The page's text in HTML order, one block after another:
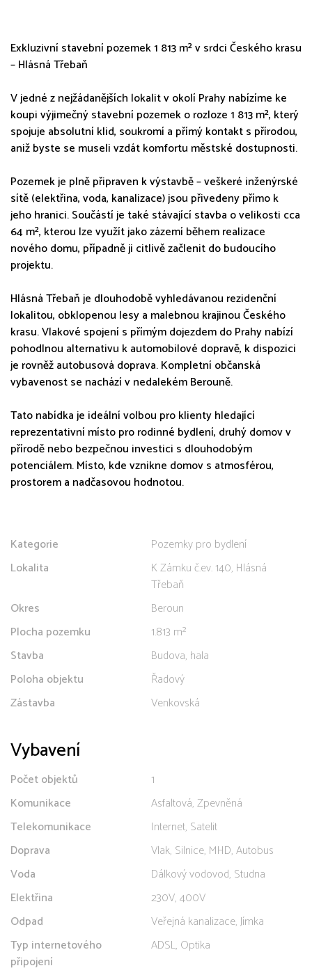
Exkluzivní stavební pozemek 1 813 m² v srdci Českého krasu
– Hlásná Třebaň
V jedné z nejžádanějších lokalit v okolí Prahy nabízíme ke
koupi výjimečný stavební pozemek o rozloze 1 813 m², který
spojuje absolutní klid, soukromí a přímý kontakt s přírodou,
aniž byste se museli vzdát komfortu městské dostupnosti.
Pozemek je plně připraven k výstavbě – veškeré inženýrské
sítě (elektřina, voda, kanalizace) jsou přivedeny přímo k
jeho hranici. Součástí je také stávající stavba o velikosti cca
64 m², kterou lze využít jako zázemí během realizace
nového domu, případně ji citlivě začlenit do budoucího
projektu.
Hlásná Třebaň je dlouhodobě vyhledávanou rezidenční
lokalitou, obklopenou lesy a malebnou krajinou Českého
krasu. Vlakové spojení s přímým dojezdem do Prahy nabízí
pohodlnou alternativu k automobilové dopravě, k dispozici
je rovněž autobusová doprava. Kompletní občanská
vybavenost se nachází v nedalekém Berouně.
Tato nabídka je ideální volbou pro klienty hledající
reprezentativní místo pro rodinné bydlení, druhý domov v
přírodě nebo bezpečnou investici s dlouhodobým
potenciálem. Místo, kde vznikne domov s atmosférou,
prostorem a nadčasovou hodnotou.
Kategorie
Pozemky pro bydlení
Lokalita
K Zámku č.ev. 140, Hlásná
Třebaň
Okres
Beroun
Plocha pozemku
1.813 m²
Stavba
Budova, hala
Poloha objektu
Řadový
Zástavba
Venkovská
Vybavení
Počet objektů
1
Komunikace
Asfaltová, Zpevněná
Telekomunikace
Internet, Satelit
Doprava
Vlak, Silnice, MHD, Autobus
Voda
Dálkový vodovod, Studna
Elektřina
230V, 400V
Odpad
Veřejná kanalizace, Jímka
Typ internetového
připojení
ADSL, Optika